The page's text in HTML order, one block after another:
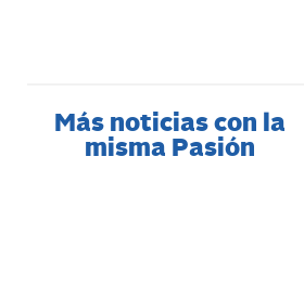
Más noticias con la
misma Pasión